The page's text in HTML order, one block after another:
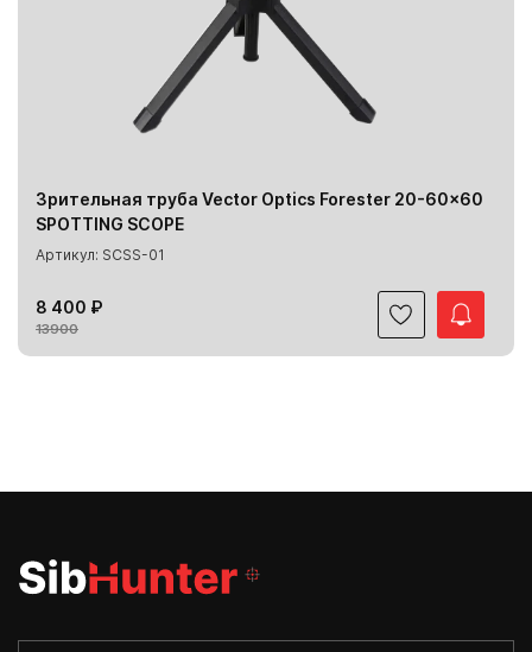
Зрительная труба Vector Optics Forester 20-60x60
SPOTTING SCOPE
Артикул: SCSS-01
8 400 ₽
13900